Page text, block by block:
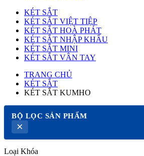
KÉT SẮT
KÉT SẮT VIỆT TIỆP
KÉT SẮT HOÀ PHÁT
KÉT SẮT NHẬP KHẨU
KÉT SẮT MINI
KÉT SẮT VÂN TAY
TRANG CHỦ
KÉT SẮT
KÉT SẮT KUMHO
BỘ LỌC SẢN PHẨM
×
Loại Khóa